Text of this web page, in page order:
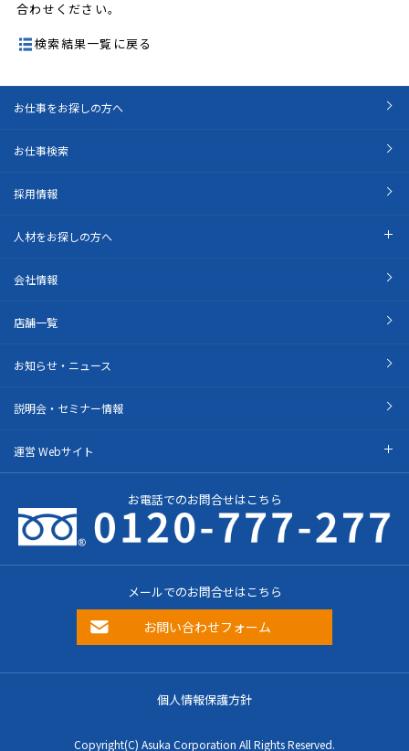
合わせください。
検索結果一覧に戻る
お仕事をお探しの方へ
お仕事検索
採用情報
人材をお探しの方へ
会社情報
店舗一覧
お知らせ・ニュース
説明会・セミナー情報
運営 Webサイト
お電話でのお問合せはこちら
メールでのお問合せはこちら
お問い合わせフォーム
個人情報保護方針
Copyright(C) Asuka Corporation All Rights Reserved.